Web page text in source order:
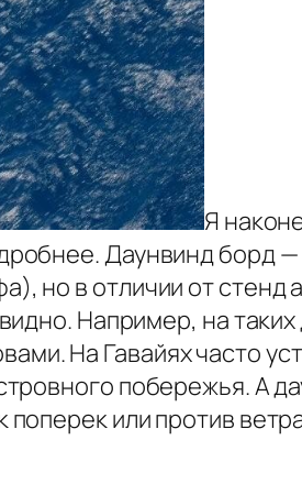
Я
Даунвинд борд
но в отличии от стенд
Например, на
На Гавайях часто
побережья. А
или против